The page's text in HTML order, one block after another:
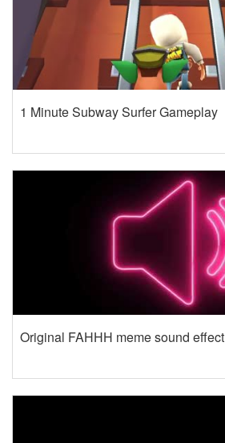
1 Minute Subway Surfer Gameplay
Original FAHHH meme sound effect